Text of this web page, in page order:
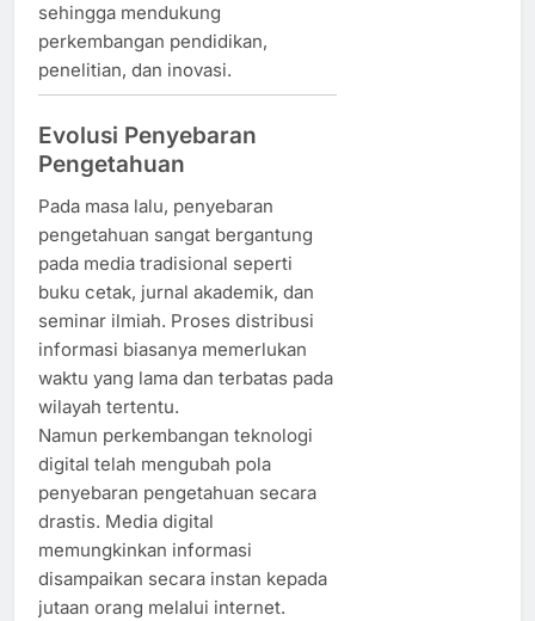
sehingga mendukung
perkembangan pendidikan,
penelitian, dan inovasi.
Evolusi Penyebaran
Pengetahuan
Pada masa lalu, penyebaran
pengetahuan sangat bergantung
pada media tradisional seperti
buku cetak, jurnal akademik, dan
seminar ilmiah. Proses distribusi
informasi biasanya memerlukan
waktu yang lama dan terbatas pada
wilayah tertentu.
Namun perkembangan teknologi
digital telah mengubah pola
penyebaran pengetahuan secara
drastis. Media digital
memungkinkan informasi
disampaikan secara instan kepada
jutaan orang melalui internet.